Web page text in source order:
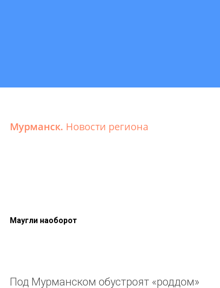
Мурманск. Новости региона
Маугли наоборот
Под Мурманском обустроят «роддом»